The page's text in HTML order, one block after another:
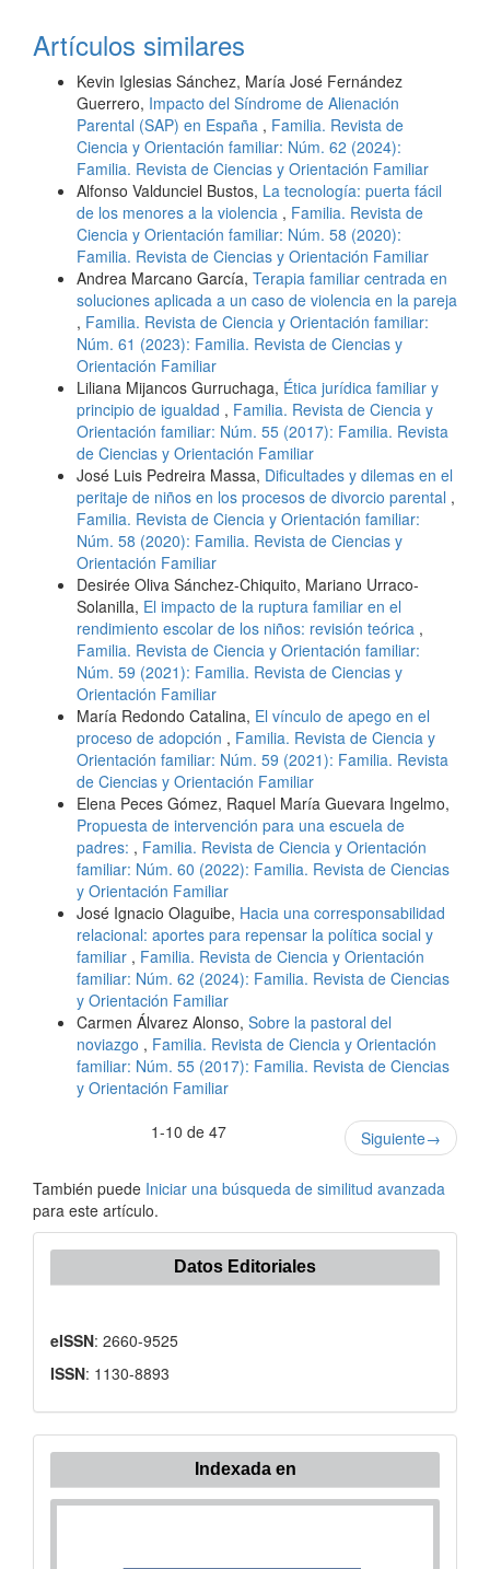
Artículos similares
Kevin Iglesias Sánchez, María José Fernández
Guerrero, Impacto del Síndrome de Alienación
Parental (SAP) en España , Familia. Revista de
Ciencia y Orientación familiar: Núm. 62 (2024):
Familia. Revista de Ciencias y Orientación Familiar
Alfonso Valdunciel Bustos, La tecnología: puerta fácil
de los menores a la violencia , Familia. Revista de
Ciencia y Orientación familiar: Núm. 58 (2020):
Familia. Revista de Ciencias y Orientación Familiar
Andrea Marcano García, Terapia familiar centrada en
soluciones aplicada a un caso de violencia en la pareja
, Familia. Revista de Ciencia y Orientación familiar:
Núm. 61 (2023): Familia. Revista de Ciencias y
Orientación Familiar
Liliana Mijancos Gurruchaga, Ética jurídica familiar y
principio de igualdad , Familia. Revista de Ciencia y
Orientación familiar: Núm. 55 (2017): Familia. Revista
de Ciencias y Orientación Familiar
José Luis Pedreira Massa, Dificultades y dilemas en el
peritaje de niños en los procesos de divorcio parental ,
Familia. Revista de Ciencia y Orientación familiar:
Núm. 58 (2020): Familia. Revista de Ciencias y
Orientación Familiar
Desirée Oliva Sánchez-Chiquito, Mariano Urraco-
Solanilla, El impacto de la ruptura familiar en el
rendimiento escolar de los niños: revisión teórica ,
Familia. Revista de Ciencia y Orientación familiar:
Núm. 59 (2021): Familia. Revista de Ciencias y
Orientación Familiar
María Redondo Catalina, El vínculo de apego en el
proceso de adopción , Familia. Revista de Ciencia y
Orientación familiar: Núm. 59 (2021): Familia. Revista
de Ciencias y Orientación Familiar
Elena Peces Gómez, Raquel María Guevara Ingelmo,
Propuesta de intervención para una escuela de
padres: , Familia. Revista de Ciencia y Orientación
familiar: Núm. 60 (2022): Familia. Revista de Ciencias
y Orientación Familiar
José Ignacio Olaguibe, Hacia una corresponsabilidad
relacional: aportes para repensar la política social y
familiar , Familia. Revista de Ciencia y Orientación
familiar: Núm. 62 (2024): Familia. Revista de Ciencias
y Orientación Familiar
Carmen Álvarez Alonso, Sobre la pastoral del
noviazgo , Familia. Revista de Ciencia y Orientación
familiar: Núm. 55 (2017): Familia. Revista de Ciencias
y Orientación Familiar
1-10 de 47
Siguiente→
También puede Iniciar una búsqueda de similitud avanzada
para este artículo.
Datos Editoriales
eISSN: 2660-9525
ISSN: 1130-8893
Indexada en